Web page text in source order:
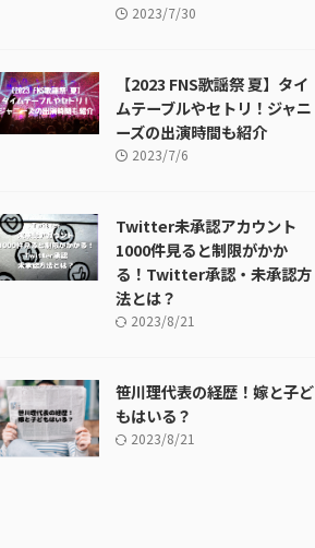
2023/7/30
【2023 FNS歌謡祭 夏】タイ
ムテーブルやセトリ！ジャニ
ーズの出演時間も紹介
2023/7/6
Twitter未承認アカウント
1000件見ると制限がかか
る！Twitter承認・未承認方
法とは？
2023/8/21
笹川理代表の経歴！嫁と子ど
もはいる？
2023/8/21